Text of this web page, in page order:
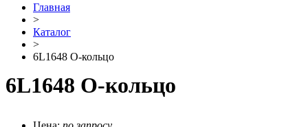
Главная
>
Каталог
>
6L1648 О-кольцо
6L1648 О-кольцо